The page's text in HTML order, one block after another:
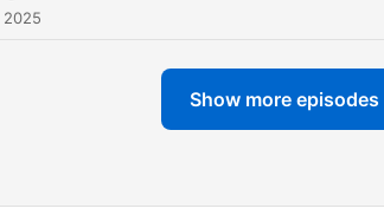
2025
Show more episodes